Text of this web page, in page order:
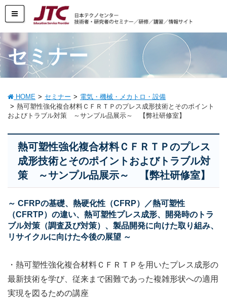
セミナー
HOME セミナー
電気・機械・メカトロ・設備
熱可塑性強化複合材料ＣＦＲＴＰのプレス成形技術とそのポイント
およびトラブル対策 ～サンプル品展示～ 【弊社研修室】
熱可塑性強化複合材料ＣＦＲＴＰのプレス
成形技術とそのポイントおよびトラブル対
策 ～サンプル品展示～ 【弊社研修室】
～ CFRPの基礎、熱硬化性（CFRP）／熱可塑性
（CFRTP）の違い、熱可塑性プレス成形、開発時のトラ
ブル対策（調査及び対策）、製品開発に向けた取り組み、
リサイクルに向けた今後の展望 ～
・熱可塑性強化複合材料ＣＦＲＴＰを用いたプレス成形の
最新技術を学び、従来まで困難であった複雑形状への適用
実現を図るための講座